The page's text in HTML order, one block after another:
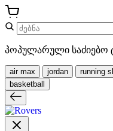
პოპულარული საძიებო
air max jordan running
basketball